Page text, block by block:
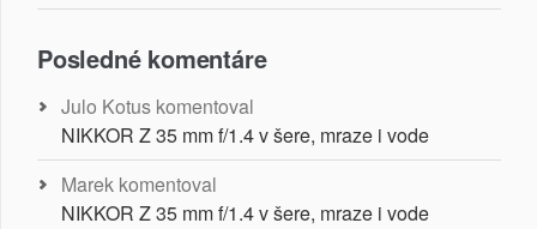
Posledné komentáre
Julo Kotus komentoval
NIKKOR Z 35 mm f/1.4 v šere, mraze i vode
Marek komentoval
NIKKOR Z 35 mm f/1.4 v šere, mraze i vode